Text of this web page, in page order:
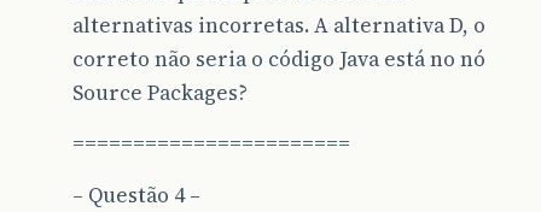
alternativas incorretas. A alternativa D, o
correto não seria o código Java está no nó
Source Packages?
=======================
– Questão 4 –